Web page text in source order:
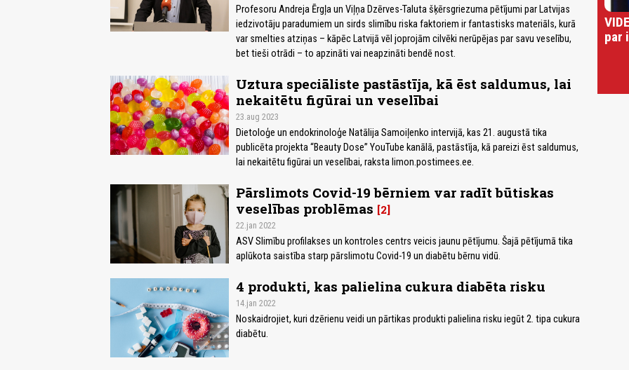
Profesoru Andreja Ērgļa un Viļņa Dzērves-Taluta šķērsgriezuma pētījumi par Latvijas
iedzivotāju paradumiem un sirds slimību riska faktoriem ir fantastisks materiāls, kurā
var smelties atziņas – kāpēc Latvijā vēl joprojām cilvēki nerūpējas par savu veselību,
bet tieši otrādi – to apzināti vai neapzināti bendē nost.
Uztura speciāliste pastāstīja, kā ēst saldumus, lai
nekaitētu figūrai un veselībai
23.aug 2023
Dietoloģe un endokrinoloģe Natālija Samoiļenko intervijā, kas 21. augustā tika
publicēta projekta “Beauty Dose” YouTube kanālā, pastāstīja, kā pareizi ēst saldumus,
lai nekaitētu figūrai un veselībai, raksta limon.postimees.ee.
Pārslimots Covid-19 bērniem var radīt būtiskas
veselības problēmas 2
22.jan 2022
ASV Slimību profilakses un kontroles centrs veicis jaunu pētījumu. Šajā pētījumā tika
aplūkota saistība starp pārslimotu Covid-19 un diabētu bērnu vidū.
4 produkti, kas palielina cukura diabēta risku
14.jan 2022
Noskaidrojiet, kuri dzērienu veidi un pārtikas produkti palielina risku iegūt 2. tipa cukura
diabētu.
par